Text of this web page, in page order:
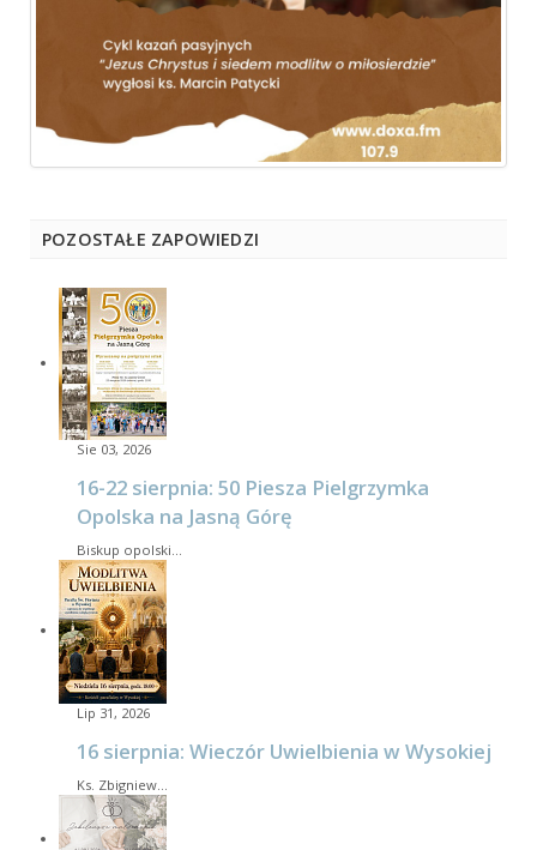
POZOSTAŁE ZAPOWIEDZI
Sie 03, 2026
16-22 sierpnia: 50 Piesza Pielgrzymka
Opolska na Jasną Górę
Biskup opolski…
Lip 31, 2026
16 sierpnia: Wieczór Uwielbienia w Wysokiej
Ks. Zbigniew…